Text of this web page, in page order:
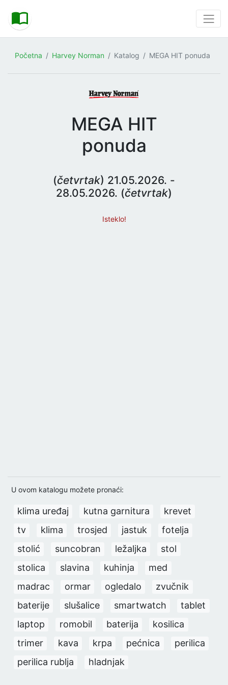
Početna Harvey Norman Katalog MEGA HIT ponuda
MEGA HIT
ponuda
(četvrtak) 21.05.2026. -
28.05.2026. (četvrtak)
Isteklo!
U ovom katalogu možete pronaći:
klima uređaj kutna garnitura
krevet
tv
klima trosjed jastuk
fotelja
stolić
suncobran ležaljka
stol
stolica
slavina kuhinja
med
madrac
ormar ogledalo
zvučnik
baterije
slušalice smartwatch
tablet
laptop
romobil baterija
kosilica
trimer
kava krpa pećnica
perilica
perilica rublja
hladnjak